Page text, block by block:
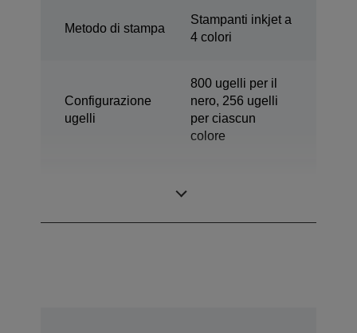
Metodo di stampa
Stampanti inkjet a
4 colori
Configurazione
ugelli
800 ugelli per il
nero, 256 ugelli
per ciascun
colore